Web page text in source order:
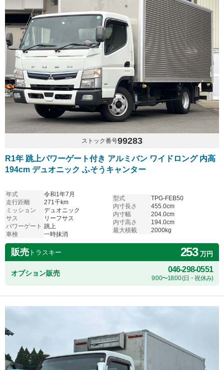
ストック番号99283
R1年 跳上パワーゲート付き アルミバン ワイドロング 内高
194cm デュオニック ふそうキャンター
年式
令和1年7月
走行距離
271千km
ミッション
デュオニック
サス
リーフサス
パワーゲート 跳上
車検
一時抹消
型式
TPG-FEB50
内寸長さ
455.0cm
内寸幅
204.0cm
内寸高さ
194.0cm
最大積載
2000kg
販売 トラスキー 253万円
オプション販売 046-298-0551
9:00〜18:00 (日・祝休み)